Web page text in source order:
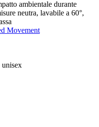
ambientale durante
neutra, lavabile a 60°,
Movement
unisex